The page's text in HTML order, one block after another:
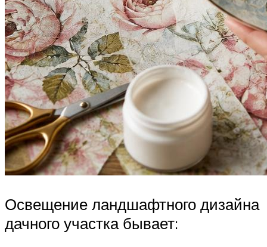
Освещение ландшафтного дизайна
дачного участка бывает: